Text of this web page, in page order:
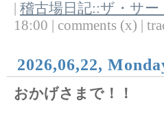
稽古場日記::ザ・サ
18:00 | comments (x) |
2026,06,22,
おかげさまで！！